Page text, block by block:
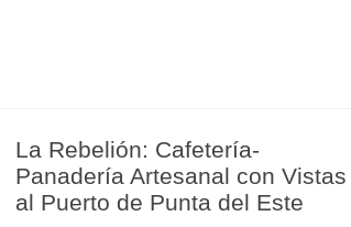
La Rebelión: Cafetería-
Panadería Artesanal con Vistas
al Puerto de Punta del Este